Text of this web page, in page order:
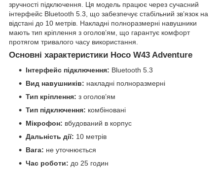
зручності підключення. Ця модель працює через сучасний
інтерфейс Bluetooth 5.3, що забезпечує стабільний зв’язок на
відстані до 10 метрів. Накладні полноразмерні навушники
мають тип кріплення з оголов’ям, що гарантує комфорт
протягом тривалого часу використання.
Основні характеристики Hoco W43 Adventure
Інтерфейс підключення: Bluetooth 5.3
Вид навушників: накладні полноразмерні
Тип кріплення: з оголов’ям
Тип підключення: комбіновані
Мікрофон: вбудований в корпус
Дальність дії: 10 метрів
Вага: не уточнюється
Час роботи: до 25 годин